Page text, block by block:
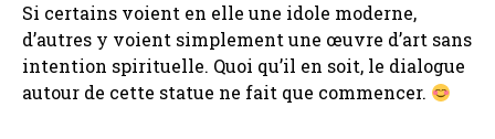
Si certains voient en elle une idole moderne,
d’autres y voient simplement une œuvre d’art sans
intention spirituelle. Quoi qu’il en soit, le dialogue
autour de cette statue ne fait que commencer.